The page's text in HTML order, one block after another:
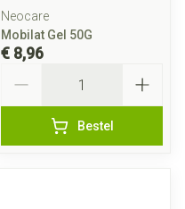
Neocare
Mobilat Gel 50G
€ 8,96
Bestel